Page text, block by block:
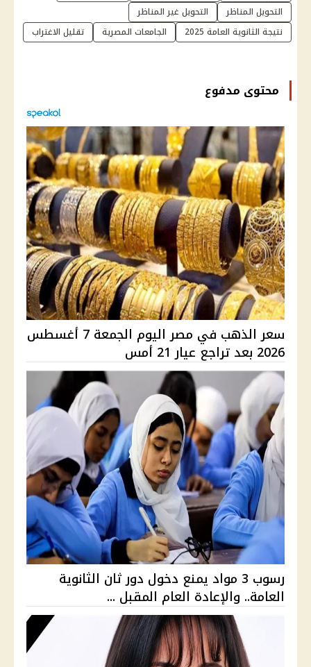
التحويل المناظر
التحويل غير المناظر
نتيجة الثانوية العامة 2025
الجامعات المصرية تقليل الاغتراب
محتوى مدفوع
سعر الذهب في مصر اليوم الجمعة 7 أغسطس
2026 بعد تراجع عيار 21 أمس
رسوب 3 مواد يمنع دخول دور ثان الثانوية
العامة.. والإعادة العام المقبل ...